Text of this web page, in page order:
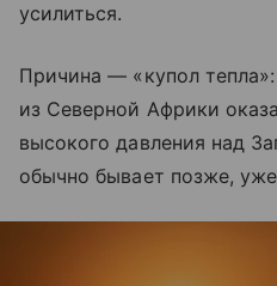
усилиться.
Причина — «купол
из Северной Африки
высокого давления над
обычно бывает позже, уже